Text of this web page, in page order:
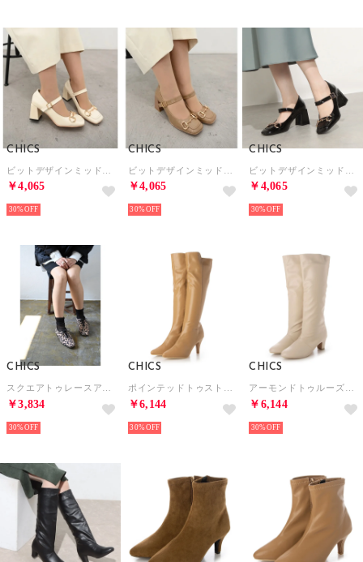
CHICS
￥4,065
30%
CHICS
￥4,065
30%
CHICS
￥4,065
30%
CHICS
￥3,834
30%
CHICS
￥6,144
30%
CHICS
￥6,144
30%